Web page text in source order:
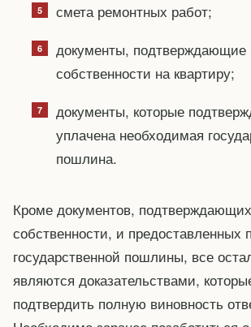
смета ремонтных работ;
документы, подтверждающие
собственности на квартиру;
документы, которые
уплачена необходимая
пошлина.
Кроме документов,
собственности, и предоставленных
государственной пошлины, все
являются доказательствами,
подтвердить полную виновность